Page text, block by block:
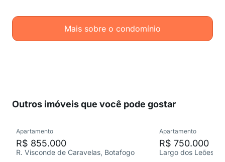
Mais sobre o condomínio
Outros imóveis que você pode gostar
Apartamento
R$ 855.000
R. Visconde de Caravelas, Botafogo
Apartamento
R$ 750.000
Largo dos Leões,